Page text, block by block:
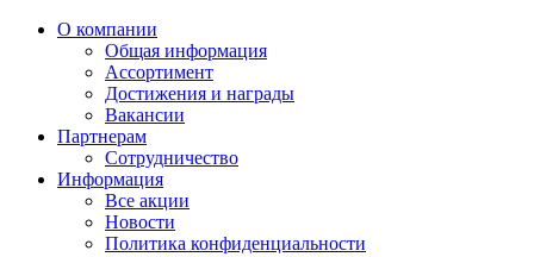
О компании
Общая информация
Ассортимент
Достижения и награды
Вакансии
Партнерам
Сотрудничество
Информация
Все акции
Новости
Политика конфиденциальности